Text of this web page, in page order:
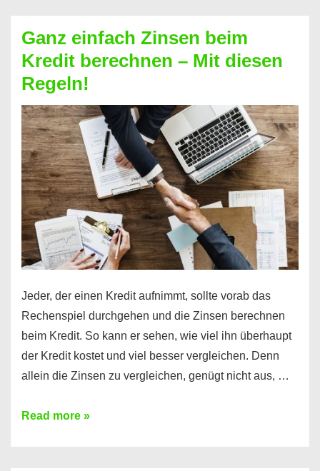
bekommen?
So
ist
es
möglich!
Ganz einfach Zinsen beim
Kredit berechnen – Mit diesen
Regeln!
Jeder, der einen Kredit aufnimmt, sollte vorab das
Rechenspiel durchgehen und die Zinsen berechnen
beim Kredit. So kann er sehen, wie viel ihn überhaupt
der Kredit kostet und viel besser vergleichen. Denn
allein die Zinsen zu vergleichen, genügt nicht aus, …
Ganz
Read more »